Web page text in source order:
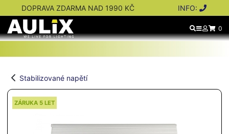
DOPRAVA ZDARMA NAD 1990 KČ INFO:
0
Stabilizované napětí
ZÁRUKA 5 LET